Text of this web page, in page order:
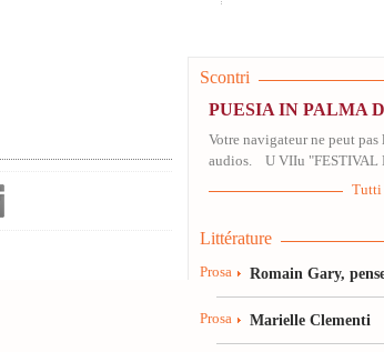
Scontri
PUESIA IN PALMA
Votre navigateur ne peut
audios. U VIIu "FESTIVAL
Tutti
Littérature
Prosa Romain Gary,
Prosa Marielle Clementi